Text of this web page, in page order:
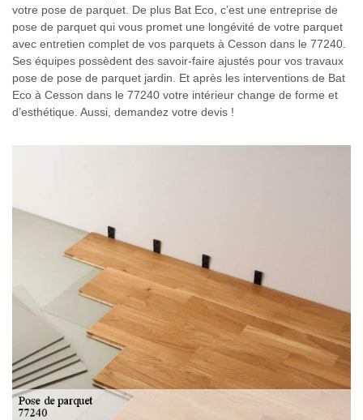
votre pose de parquet. De plus Bat Eco, c’est une entreprise de
pose de parquet qui vous promet une longévité de votre parquet
avec entretien complet de vos parquets à Cesson dans le 77240.
Ses équipes possèdent des savoir-faire ajustés pour vos travaux
pose de pose de parquet jardin. Et après les interventions de Bat
Eco à Cesson dans le 77240 votre intérieur change de forme et
d’esthétique. Aussi, demandez votre devis !